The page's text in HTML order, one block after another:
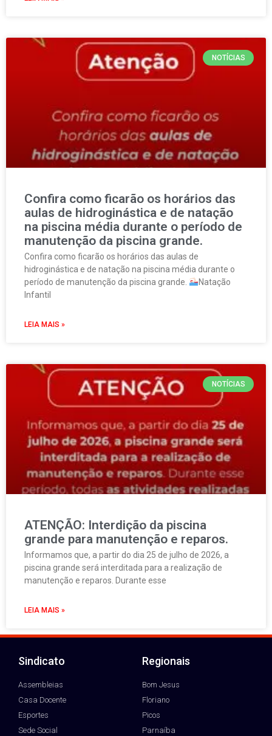
NOTÍCIAS
Confira como ficarão os horários das
aulas de hidroginástica e de natação
na piscina média durante o período de
manutenção da piscina grande.
Confira como ficarão os horários das aulas de
hidroginástica e de natação na piscina média durante o
período de manutenção da piscina grande.
Natação
Infantil
LEIA MAIS »
NOTÍCIAS
ATENÇÃO: Interdição da piscina
grande para manutenção e reparos.
Informamos que, a partir do dia 25 de julho de 2026, a
piscina grande será interditada para a realização de
manutenção e reparos. Durante esse
LEIA MAIS »
Sindicato
Assembleias
Casa Docente
Esportes
Sede Social
Regionais
Bom Jesus
Floriano
Picos
Parnaíba